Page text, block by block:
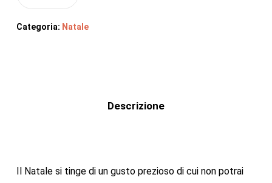
Categoria: Natale
Descrizione
Il Natale si tinge di un gusto prezioso di cui non potrai